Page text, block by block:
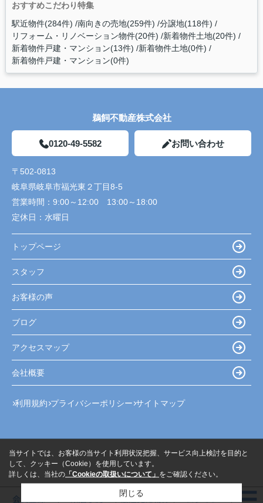
会員登録 最近見た物件
おすすめこだわり特集
駅近物件(284件) 南向きの売地(259件) 分譲地(118件)
リフォーム・リノベーション物件(20件) 新着物件土地(20件)
新着物件戸建・マンション(13件) 新着物件土地(0件)
新着物件戸建・マンション(0件)
鵜飼不動産株式会社
0120-49-5582 お問い合わせ
〒502-0813
岐阜県岐阜市福光東２丁目8-5
営業時間： 9:00～12:00 13:00～18:00
定休日： 水曜日
トップページ
スタッフ
お客様の声
ブログ
アクセスマップ
会社概要
利用規約 プライバシーポリシー サイトマップ
当サイトでは、お客様の当サイト利用状況把握、サービス向上検討を目的と
して、クッキー（Cookie）を使用しています。
詳しくは、当社の 「Cookieの取扱いについて」 をご確認ください。
閉じる